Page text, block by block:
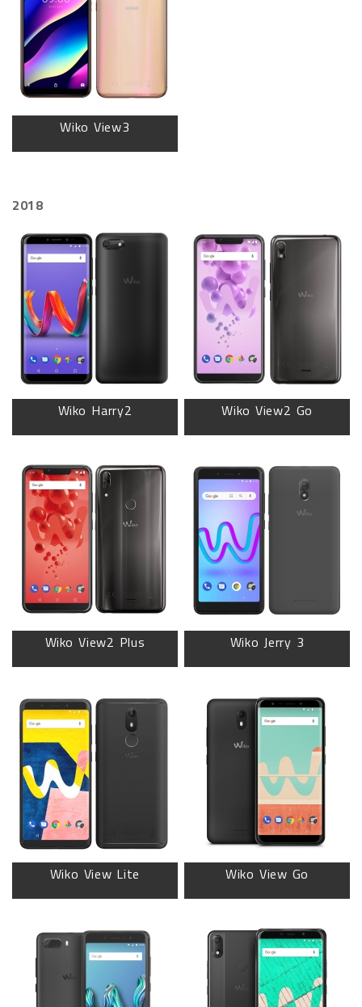
Wiko View3
2018
Wiko Harry2 Wiko View2 Go
Wiko View2 Plus Wiko Jerry 3
Wiko View Lite Wiko View Go